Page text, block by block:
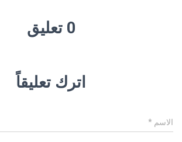
0 تعليق
اترك تعليقاً
الاسم *